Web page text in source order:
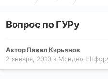
Вопрос по ГУРу
Автор Павел Кирьянов
2 января, 2010 в Мондео I-II